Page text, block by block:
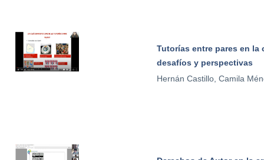
Tutorías entre pares en la
desafíos y perspectivas
Hernán Castillo, Camila